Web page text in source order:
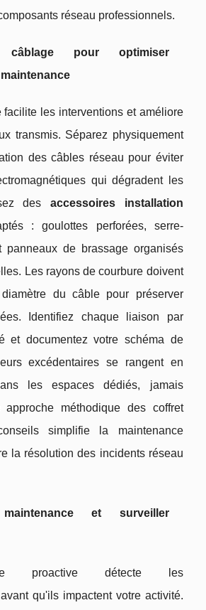
réseau professionnels.
pour optimiser
facilite les interventions et améliore
transmis. Séparez physiquement
des câbles réseau pour éviter
qui dégradent les
des accessoires installation
: goulottes perforées, serre-
panneaux de brassage organisés
Les rayons de courbure doivent
du câble pour préserver
Identifiez chaque liaison par
et documentez votre schéma de
excédentaires se rangent en
les espaces dédiés, jamais
approche méthodique des coffret
simplifie la maintenance
la résolution des incidents réseau
et surveiller
proactive détecte les
qu'ils impactent votre activité.